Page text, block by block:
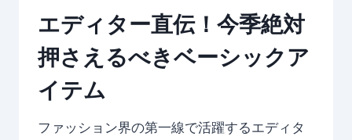
エディター直伝！今季絶対
押さえるべきベーシックア
イテム
ファッション界の第一線で活躍するエディタ